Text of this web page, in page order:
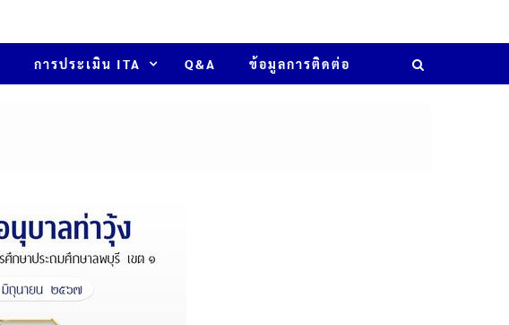
การประเมิน ITA Q&A ข้อมูลการติดต่อ